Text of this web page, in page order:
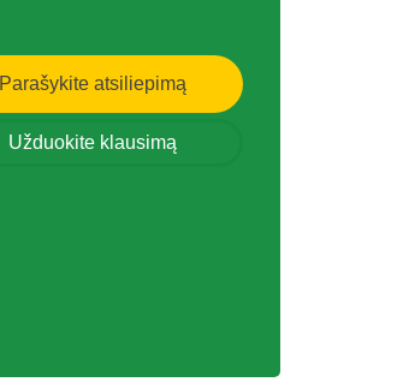
Parašykite atsiliepimą
Užduokite klausimą